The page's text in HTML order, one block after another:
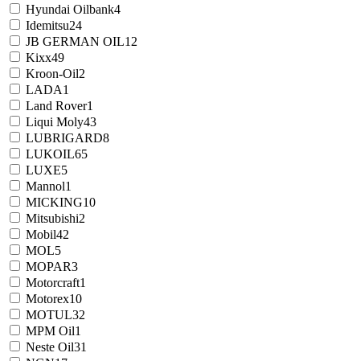
Hyundai Oilbank4
Idemitsu24
JB GERMAN OIL12
Kixx49
Kroon-Oil2
LADA1
Land Rover1
Liqui Moly43
LUBRIGARD8
LUKOIL65
LUXE5
Mannol1
MICKING10
Mitsubishi2
Mobil42
MOL5
MOPAR3
Motorcraft1
Motorex10
MOTUL32
MPM Oil1
Neste Oil31